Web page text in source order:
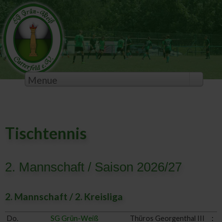
Menue
Tischtennis
2. Mannschaft / Saison 2026/27
2. Mannschaft / 2. Kreisliga
Do.
SG Grün-Weiß
Thüros Georgenthal III :